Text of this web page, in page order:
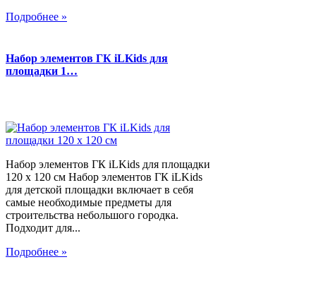
Подробнее »
Набор элементов ГК iLKids для
площадки 1…
Набор элементов ГК iLKids для площадки
120 х 120 см Набор элементов ГК iLKids
для детской площадки включает в себя
самые необходимые предметы для
строительства небольшого городка.
Подходит для...
Подробнее »